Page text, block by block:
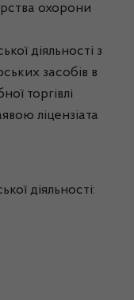
охорони
діяльності з
засобів в
торгівлі
ліцензіата
діяльності: